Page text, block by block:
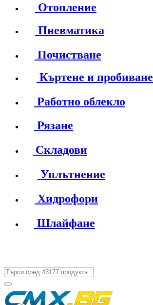
Отопление
Пневматика
Почистване
Къртене и пробиване
Работно облекло
Рязане
Складови
Уплътнение
Хидрофори
Шлайфане